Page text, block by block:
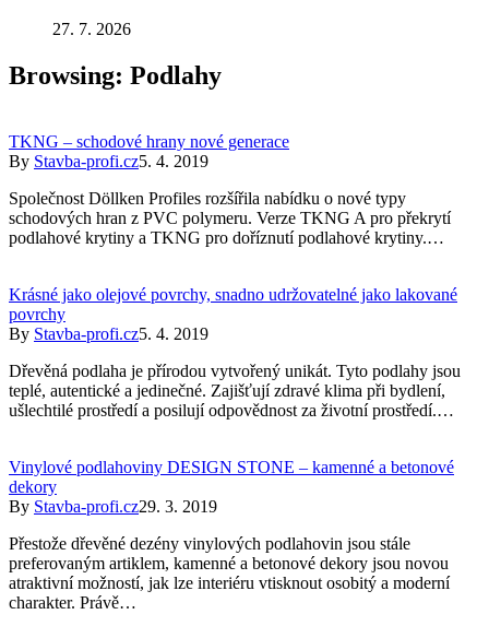
27. 7. 2026
Browsing: Podlahy
TKNG – schodové hrany nové generace
By Stavba-profi.cz5. 4. 2019
Společnost Döllken Profiles rozšířila nabídku o nové typy
schodových hran z PVC polymeru. Verze TKNG A pro překrytí
podlahové krytiny a TKNG pro doříznutí podlahové krytiny.…
Krásné jako olejové povrchy, snadno udržovatelné jako lakované
povrchy
By Stavba-profi.cz5. 4. 2019
Dřevěná podlaha je přírodou vytvořený unikát. Tyto podlahy jsou
teplé, autentické a jedinečné. Zajišťují zdravé klima při bydlení,
ušlechtilé prostředí a posilují odpovědnost za životní prostředí.…
Vinylové podlahoviny DESIGN STONE – kamenné a betonové
dekory
By Stavba-profi.cz29. 3. 2019
Přestože dřevěné dezény vinylových podlahovin jsou stále
preferovaným artiklem, kamenné a betonové dekory jsou novou
atraktivní možností, jak lze interiéru vtisknout osobitý a moderní
charakter. Právě…